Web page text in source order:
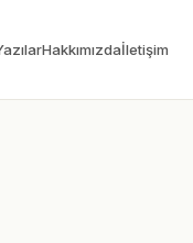
Hakkımızdaİletişim